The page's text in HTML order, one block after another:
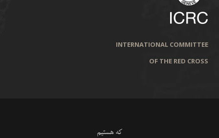
INTERNATIONAL COMMITTEE
OF THE RED CROSS
که هستیم